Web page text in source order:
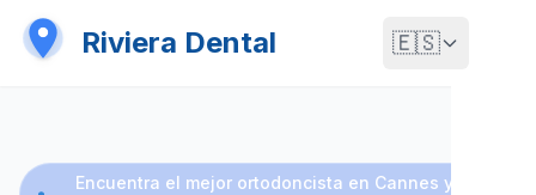
Riviera Dental 🇪🇸
Encuentra el mejor ortodoncista en Cannes y la